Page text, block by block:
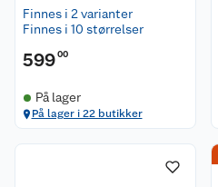
Finnes i 2 varianter
Finnes i 10 størrelser
59900
På lager
På lager i 22 butikker